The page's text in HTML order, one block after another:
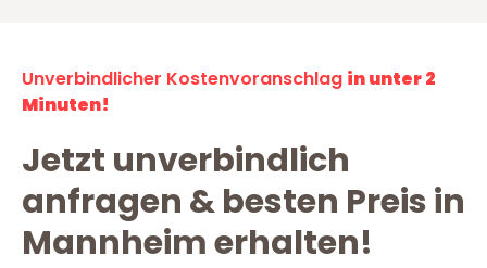
Unverbindlicher Kostenvoranschlag in unter 2
Minuten!
Jetzt unverbindlich
anfragen & besten Preis in
Mannheim erhalten!